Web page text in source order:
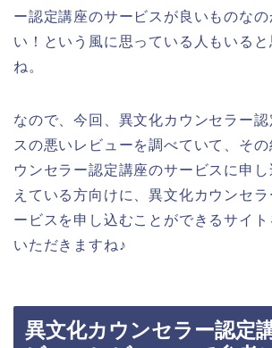
ー認定講座のサービスが良いものなの
い！という風に思っている人もいると
ね。
なので、今回、異文化カウンセラー
スの悪いレビューを調べていて、そ
ウンセラー認定講座のサービスに申
えている方向けに、異文化カウンセ
ービスを申し込むことができるサイト
いただきますね♪
異文化カウンセラー認定